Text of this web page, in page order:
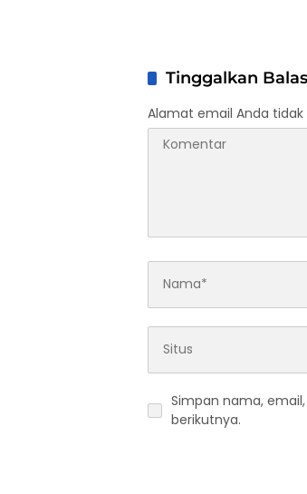
Tinggalkan
Alamat email Anda tidak
Simpan nama,
berikutnya.